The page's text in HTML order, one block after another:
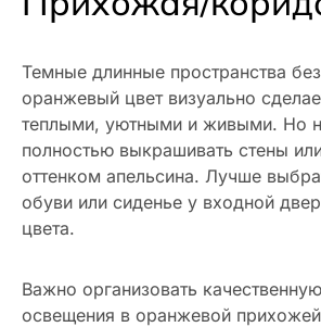
Темные длинные пространства
оранжевый цвет визуально
теплыми, уютными и живыми. Но
полностью выкрашивать стены
оттенком апельсина. Лучше
обуви или сиденье у входной
цвета.
Важно организовать
освещения в оранжевой